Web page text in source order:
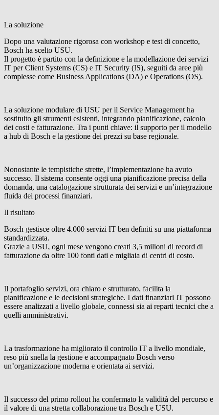
La soluzione
Dopo una valutazione rigorosa con workshop e test di concetto,
Bosch ha scelto USU.
Il progetto è partito con la definizione e la modellazione dei servizi
IT per Client Systems (CS) e IT Security (IS), seguiti da aree più
complesse come Business Applications (DA) e Operations (OS).
La soluzione modulare di USU per il Service Management ha
sostituito gli strumenti esistenti, integrando pianificazione, calcolo
dei costi e fatturazione. Tra i punti chiave: il supporto per il modello
a hub di Bosch e la gestione dei prezzi su base regionale.
Nonostante le tempistiche strette, l’implementazione ha avuto
successo. Il sistema consente oggi una pianificazione precisa della
domanda, una catalogazione strutturata dei servizi e un’integrazione
fluida dei processi finanziari.
Il risultato
Bosch gestisce oltre 4.000 servizi IT ben definiti su una piattaforma
standardizzata.
Grazie a USU, ogni mese vengono creati 3,5 milioni di record di
fatturazione da oltre 100 fonti dati e migliaia di centri di costo.
Il portafoglio servizi, ora chiaro e strutturato, facilita la
pianificazione e le decisioni strategiche. I dati finanziari IT possono
essere analizzati a livello globale, connessi sia ai reparti tecnici che a
quelli amministrativi.
La trasformazione ha migliorato il controllo IT a livello mondiale,
reso più snella la gestione e accompagnato Bosch verso
un’organizzazione moderna e orientata ai servizi.
Il successo del primo rollout ha confermato la validità del percorso e
il valore di una stretta collaborazione tra Bosch e USU.